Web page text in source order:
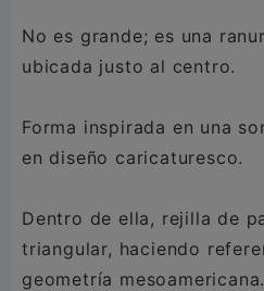
No es grande; es una
ubicada justo al centro.
Forma inspirada en una
en diseño caricaturesco.
Dentro de ella, rejilla de
triangular, haciendo
geometría mesoamericana.